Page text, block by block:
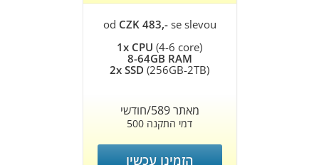
od CZK 483,-se slevou
1x CPU (4-6 core)
8-64GB RAM
2x SSD (256GB-2TB)
מאתר 589/חודשי
500 דמי התקנה
הזמינו עכשיו